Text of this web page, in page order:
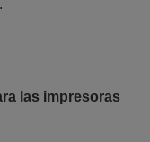
las impresoras